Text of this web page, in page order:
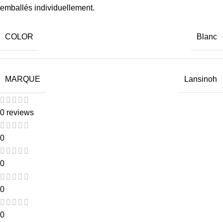
emballés individuellement.
COLOR Blanc
MARQUE Lansinoh
0 reviews
0
0
0
0